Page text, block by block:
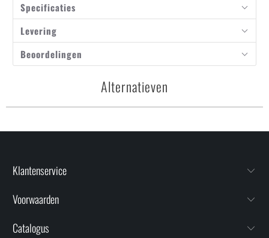
Specificaties
Levering
Beoordelingen
Alternatieven
Klantenservice
Voorwaarden
Catalogus